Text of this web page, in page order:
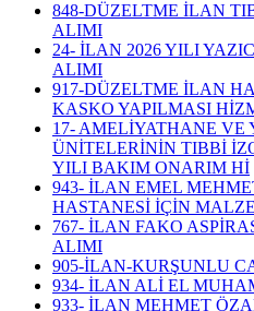
848-DÜZELTME İLAN
ALIMI
24- İLAN 2026 YILI
ALIMI
917-DÜZELTME İLAN
KASKO YAPILMASI
17- AMELİYATHANE VE
ÜNİTELERİNİN TIBBİ
YILI BAKIM ONARIM Hİ
943- İLAN EMEL
HASTANESİ İÇİN
767- İLAN FAKO
ALIMI
905-İLAN-KURŞUNLU
934- İLAN ALİ EL
933- İLAN MEHMET